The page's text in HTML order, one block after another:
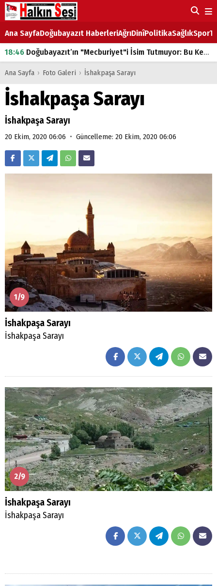
Ana SayfaDoğubayazıt HaberleriAğrıDinîPolitikaSağlıkSpor
18:46 Doğubayazıt’ın "Mecburiyet"i İsim Tutmuyor: Bu Kez de Mem u Zîn Oldu!
07:53Doğubayazıt’ta Ekmek Fiyatlarına Zam
07:16Doğubayazıt'ta çocukların sırtındaki ağır yük
07:00DEVLET ve HÜKÜMET
18:29ÇARŞI CADDESİ YAZ BOZ TAHTASI
Ana Sayfa › Foto Galeri › İshakpaşa Sarayı
İshakpaşa Sarayı
İshakpaşa Sarayı
20 Ekim, 2020 06:06 • Güncelleme: 20 Ekim, 2020 06:06
1/9
İshakpaşa Sarayı
İshakpaşa Sarayı
2/9
İshakpaşa Sarayı
İshakpaşa Sarayı